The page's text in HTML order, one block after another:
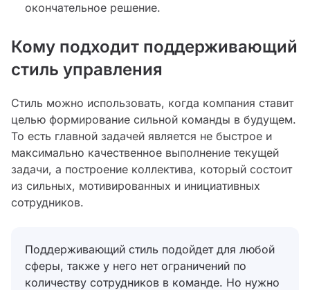
окончательное решение.
Кому подходит поддерживающий
стиль управления
Стиль можно использовать, когда компания ставит
целью формирование сильной команды в будущем.
То есть главной задачей является не быстрое и
максимально качественное выполнение текущей
задачи, а построение коллектива, который состоит
из сильных, мотивированных и инициативных
сотрудников.
Поддерживающий стиль подойдет для любой
сферы, также у него нет ограничений по
количеству сотрудников в команде. Но нужно